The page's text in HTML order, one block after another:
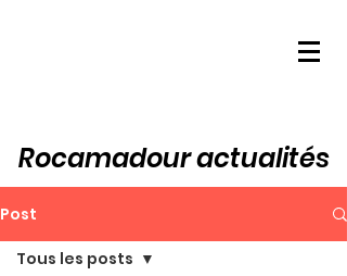
Rocamadour actualités
Post
Tous les posts